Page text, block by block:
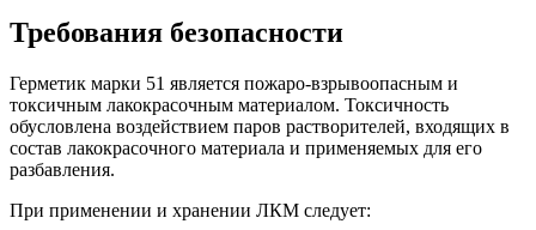
Требования безопасности
Герметик марки 51 является пожаро-взрывоопасным и
токсичным лакокрасочным материалом. Токсичность
обусловлена воздействием паров растворителей, входящих в
состав лакокрасочного материала и применяемых для его
разбавления.
При применении и хранении ЛКМ следует: